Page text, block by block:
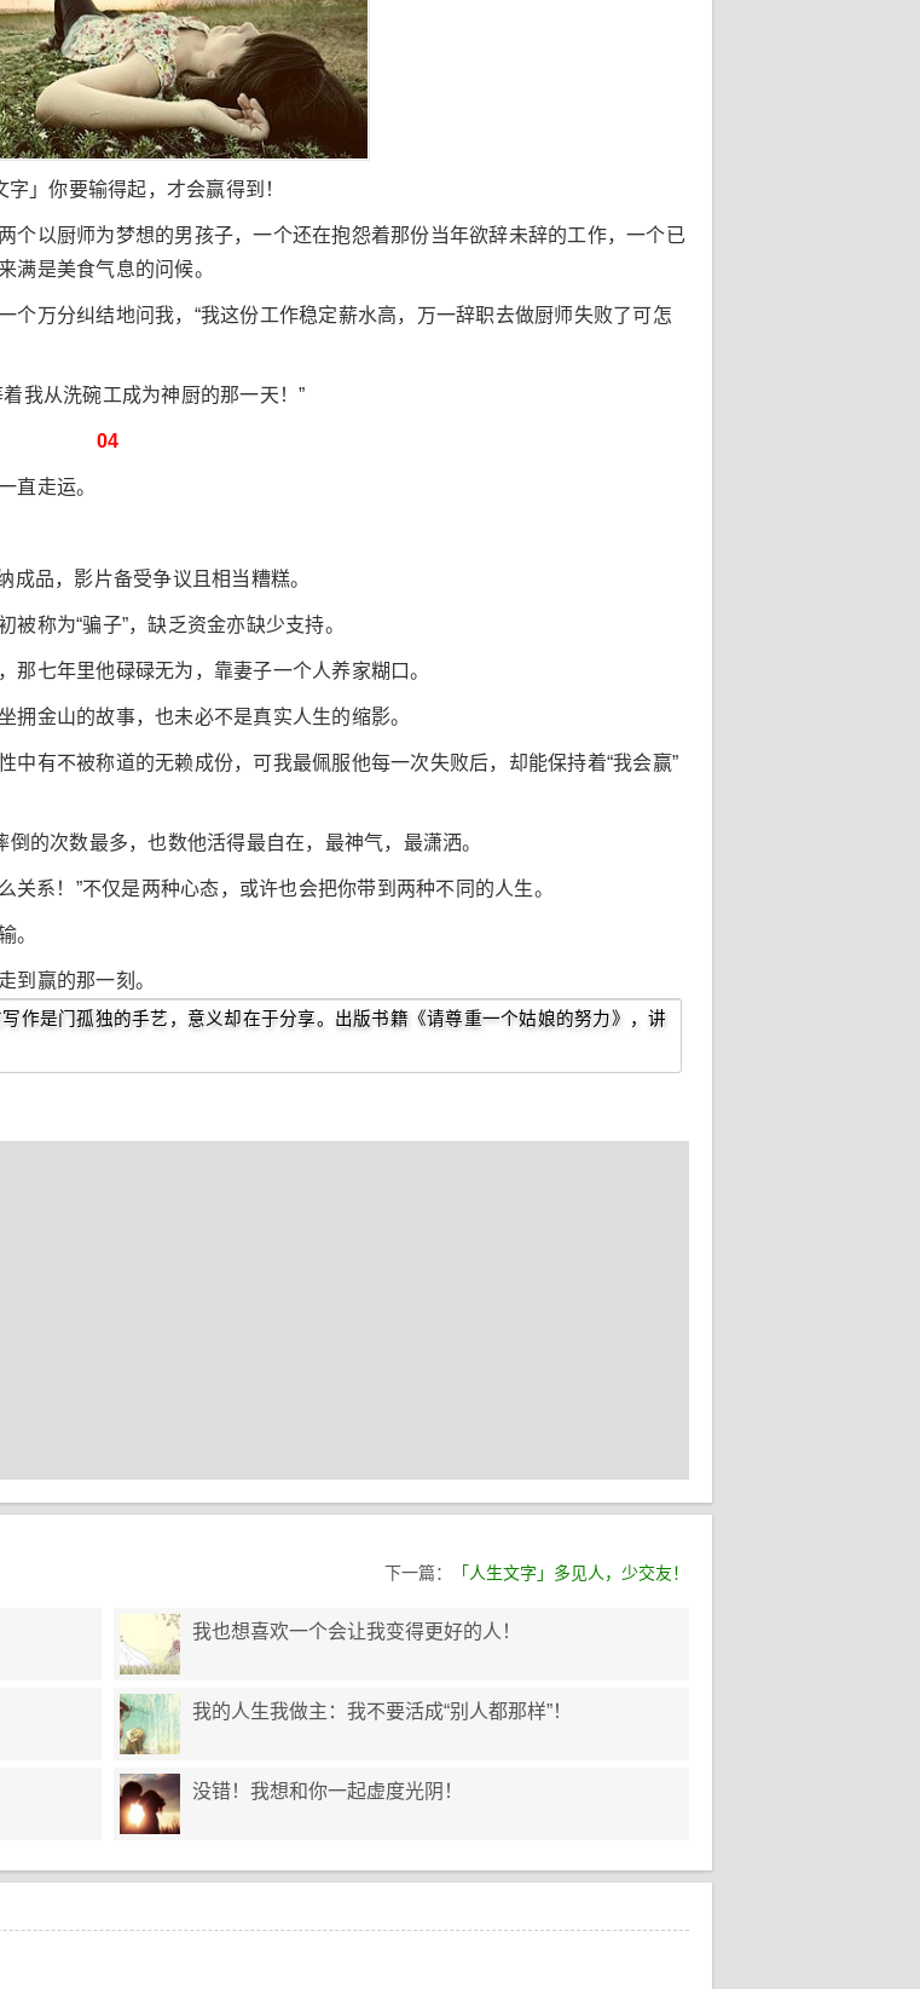
字」你要输得起，才会赢得到！
个以厨师为梦想的男孩子，一个还在抱怨着那份当年欲辞未辞的工作，一个已
满是美食气息的问候。
万分纠结地问我，“我这份工作稳定薪水高，万一辞职去做厨师失败了可怎
我从洗碗工成为神厨的那一天！”
04
直走运。
成品，影片备受争议且相当糟糕。
称为“骗子”，缺乏资金亦缺少支持。
七年里他碌碌无为，靠妻子一个人养家糊口。
金山的故事，也未必不是真实人生的缩影。
有不被称道的无赖成份，可我最佩服他每一次失败后，却能保持着“我会赢”
的次数最多，也数他活得最自在，最神气，最潇洒。
系！”不仅是两种心态，或许也会把你带到两种不同的人生。
。
到赢的那一刻。
作是门孤独的手艺，意义却在于分享。出版书籍《请尊重一个姑娘的努力》，讲
下一篇： 「人生文字」多见人，少交友！
我也想喜欢一个会让我变得更好的人！
我的人生我做主：我不要活成“别人都那样”！
没错！我想和你一起虚度光阴！